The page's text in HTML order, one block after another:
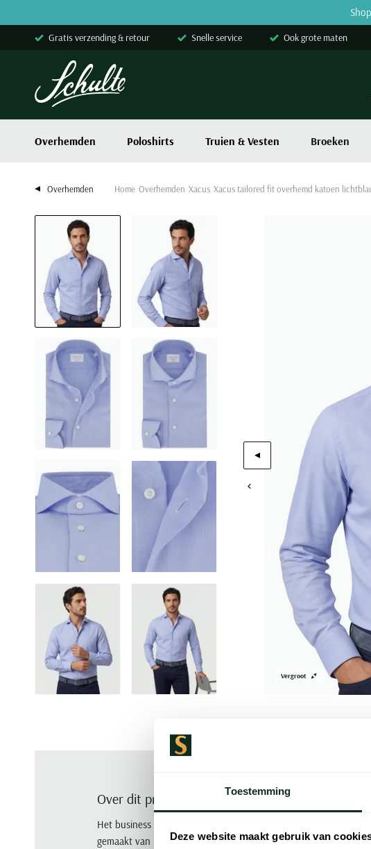
Toestemming
Deze website maakt gebruik van
Gratis verzending & retour Snelle service Ook grote maten
Overhemden Poloshirts Truien & Vesten Broeken
Overhemden Home Overhemden Xacus Xacus tailored fit overhemd katoen
Vergroot
Over dit product
Het business overhemd van Xacus is een effen blauw shirt met
gemaakt van 100% katoen en uitgevoerd met lange mouwen